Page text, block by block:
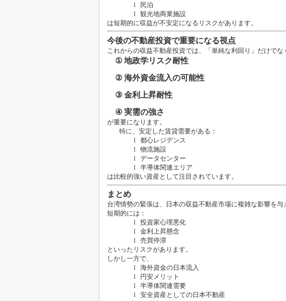
l
民泊
l
観光地商業施設
は短期的に収益が不安定になるリスクがあります。
今後の不動産投資で重要になる視点
これからの収益不動産投資では、「単純な利回り」だけでな
①地政学リスク耐性
②海外資金流入の可能性
③金利上昇耐性
④実需の強さ
が重要になります。
特に、安定した賃貸需要がある：
l
都心レジデンス
l
物流施設
l
データセンター
l
半導体関連エリア
は比較的強い資産として注目されています。
まとめ
台湾情勢の緊張は、日本の収益不動産市場に複雑な影響を与
短期的には：
l
投資家心理悪化
l
金利上昇懸念
l
売買停滞
といったリスクがあります。
しかし一方で、
l
海外資金の日本流入
l
円安メリット
l
半導体関連需要
l
安全資産としての日本不動産